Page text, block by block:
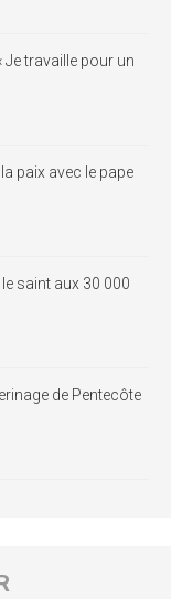
Je travaille pour un
paix avec le pape
saint aux 30 000
de Pentecôte